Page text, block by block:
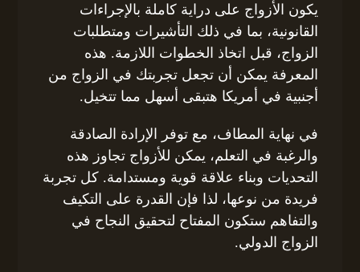
يكون الأزواج على دراية كاملة بالإجراءات
القانونية، بما في ذلك التأشيرات ومتطلبات
الزواج، قبل اتخاذ الخطوات اللازمة. هذه
المعرفة يمكن أن تجعل تجربتك في الزواج من
أجنبية في أمريكا هتبقى أسهل مما تتخيل.
في نهاية المطاف، مع توفر الإرادة الصادقة
والرغبة في التعلم، يمكن للأزواج تجاوز هذه
التحديات وبناء علاقة قوية ومستدامة. كل تجربة
فريدة من نوعها، لذا فإن القدرة على التكيف
والتفاهم ستكون المفتاح لتحقيق النجاح في
الزواج الدولي.